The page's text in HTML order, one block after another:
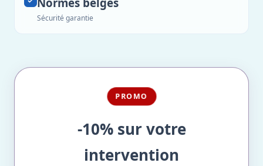
Sécurité garantie
PROMO
-10% sur votre
intervention